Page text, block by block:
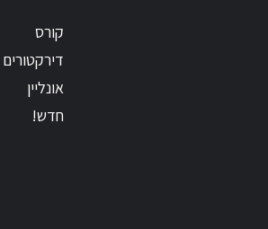
קורס
דירקטורים
אונליין
חדש!